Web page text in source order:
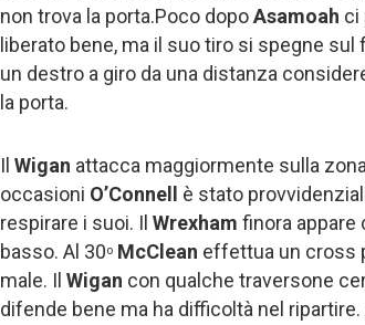
non trova la porta.Poco dopoAsamoah ci
liberato bene, ma il suo tiro si spegne sul
un destro a giro da una distanza
la porta.
Il Wigan attacca maggiormente sulla
occasioni O’Connell è stato
respirare i suoi. Il Wrexham finora
basso. Al 30o McClean effettua un cross
male. Il Wigan con qualche traversone
difende bene ma ha difficoltà nel ripartire.